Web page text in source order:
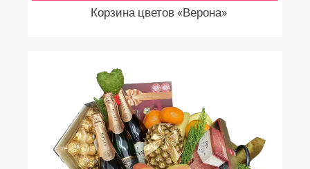
Корзина цветов «Верона»